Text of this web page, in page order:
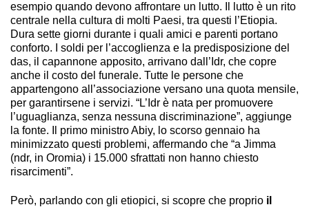
esempio quando devono affrontare un lutto. Il lutto è un rito
centrale nella cultura di molti Paesi, tra questi l’Etiopia.
Dura sette giorni durante i quali amici e parenti portano
conforto. I soldi per l’accoglienza e la predisposizione del
das, il capannone apposito, arrivano dall’Idr, che copre
anche il costo del funerale. Tutte le persone che
appartengono all’associazione versano una quota mensile,
per garantirsene i servizi. “L’Idr è nata per promuovere
l’uguaglianza, senza nessuna discriminazione”, aggiunge
la fonte. Il primo ministro Abiy, lo scorso gennaio ha
minimizzato questi problemi, affermando che “a Jimma
(ndr, in Oromia) i 15.000 sfrattati non hanno chiesto
risarcimenti”.
Però, parlando con gli etiopici, si scopre che proprio il